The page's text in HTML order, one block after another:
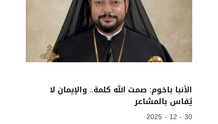
الأنبا باخوم: صمت الله كلمة.. والإيمان لا
يُقاس بالمشاعر
30 - 12 - 2025